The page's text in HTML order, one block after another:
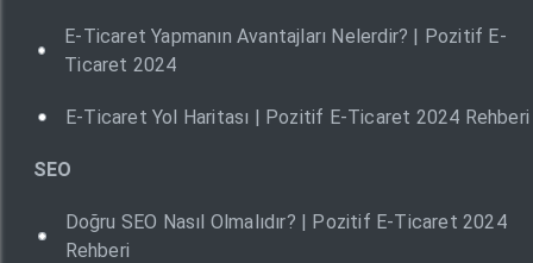
E-Ticaret Yapmanın Avantajları Nelerdir? | Pozitif E-
Ticaret 2024
E-Ticaret Yol Haritası | Pozitif E-Ticaret 2024 Rehberi
SEO
Doğru SEO Nasıl Olmalıdır? | Pozitif E-Ticaret 2024
Rehberi